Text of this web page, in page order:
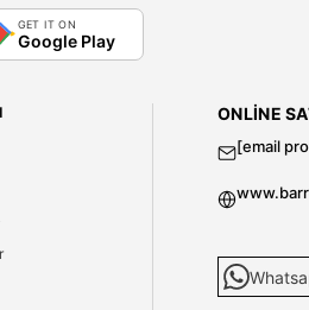
GET IT ON
Google Play
ONLINE
[email